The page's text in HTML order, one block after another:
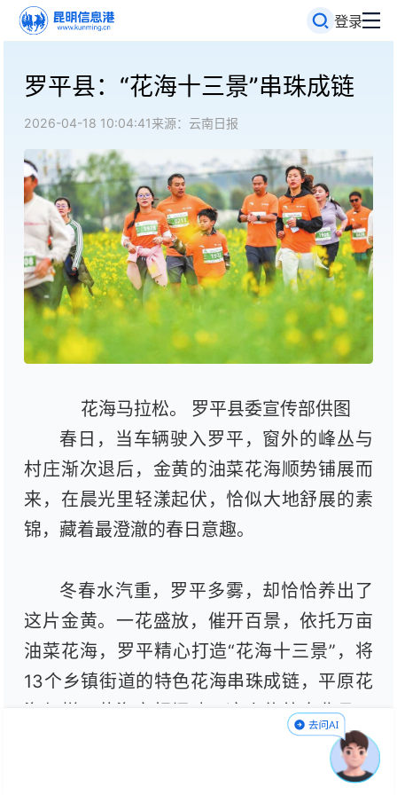
登录
罗平县：“花海十三景”串珠成链
2026-04-18 10:04:41来源：云南日报
花海马拉松。 罗平县委宣传部供图
春日，当车辆驶入罗平，窗外的峰丛与
村庄渐次退后，金黄的油菜花海顺势铺展而
来，在晨光里轻漾起伏，恰似大地舒展的素
锦，藏着最澄澈的春日意趣。
冬春水汽重，罗平多雾，却恰恰养出了
这片金黄。一花盛放，催开百景，依托万亩
油菜花海，罗平精心打造“花海十三景”，将
13个乡镇街道的特色花海串珠成链，平原花
海与梯田花海交相辉映。这个传统农业县正
以一朵花为媒，走出一条文旅融合发展的新